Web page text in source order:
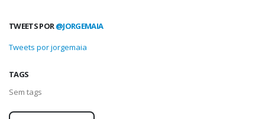
TWEETS POR@JORGEMAIA
Tweets por jorgemaia
TAGS
Sem tags